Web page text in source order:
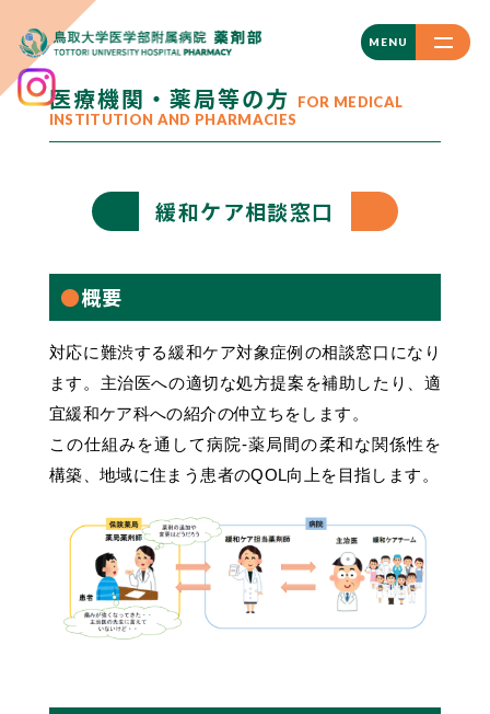
MENU
CLOSE
医療機関・薬局等の方
FOR MEDICAL
INSTITUTION AND PHARMACIES
緩和ケア相談窓口
概要
対応に難渋する緩和ケア対象症例の相談窓口になり
ます。主治医への適切な処方提案を補助したり、適
宜緩和ケア科への紹介の仲立ちをします。
この仕組みを通して病院-薬局間の柔和な関係性を
構築、地域に住まう患者のQOL向上を目指します。